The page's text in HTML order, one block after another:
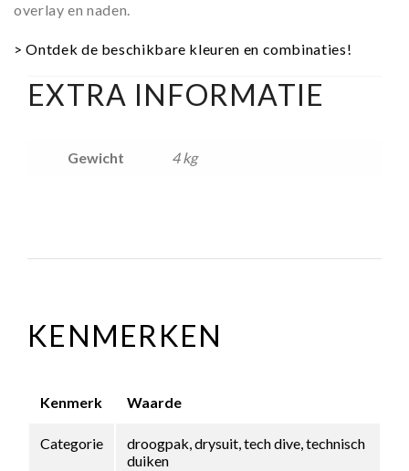
overlay en naden.
> Ontdek de beschikbare kleuren en combinaties!
EXTRA INFORMATIE
Gewicht 4 kg
KENMERKEN
Kenmerk Waarde
Categorie
droogpak, drysuit, tech dive, technisch
duiken